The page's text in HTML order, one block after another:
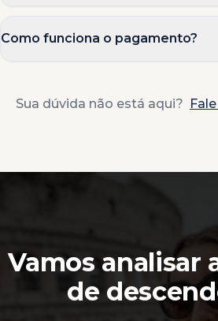
Como funciona o pagamento?
Sua dúvida não está aqui?
Vamos analisar
de